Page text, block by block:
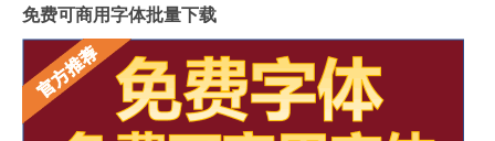
免费可商用字体批量下载